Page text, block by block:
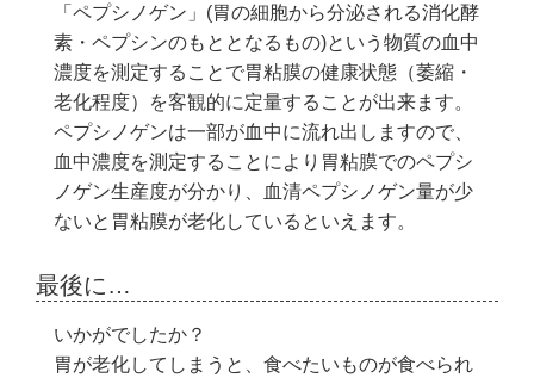
「ペプシノゲン」(胃の細胞から分泌される消化酵
素・ペプシンのもととなるもの)という物質の血中
濃度を測定することで胃粘膜の健康状態（萎縮・
老化程度）を客観的に定量することが出来ます。
ペプシノゲンは一部が血中に流れ出しますので、
血中濃度を測定することにより胃粘膜でのペプシ
ノゲン生産度が分かり、血清ペプシノゲン量が少
ないと胃粘膜が老化しているといえます。
最後に…
いかがでしたか？
胃が老化してしまうと、食べたいものが食べられ